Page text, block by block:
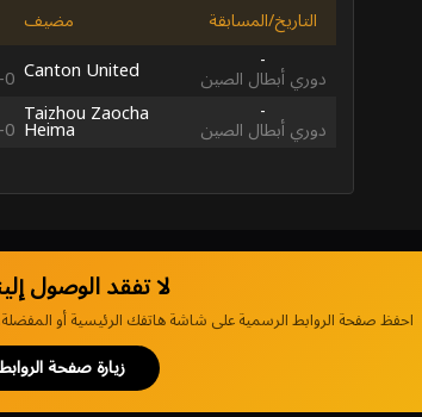
التاريخ/المسابقة
مضيف
-
دوري أبطال الصين Canton United
-
دوري أبطال الصين Taizhou Zaocha
Heima
لا تفقد الوصول
احفظ صفحة الروابط الرسمية على شاشة هاتفك الرئيسية أو
زيارة صفحة